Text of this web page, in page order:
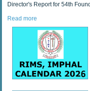
Director's Report for 54th
Read more